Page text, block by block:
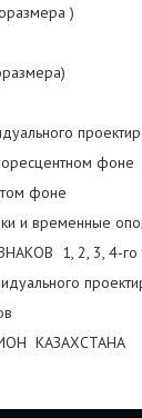
)
фоне
фоне
и временные
1, 2, 3, 4-го
КАЗАХСТАНА